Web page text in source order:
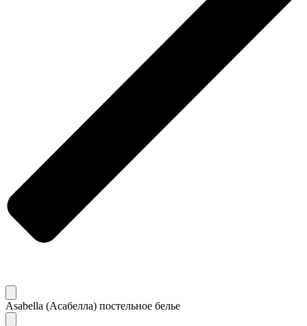
Asabella (Асабелла) постельное белье